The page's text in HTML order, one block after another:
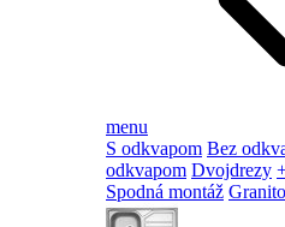
menu
S odkvapom Bez
odkvapom Dvojdrezy
Spodná montáž